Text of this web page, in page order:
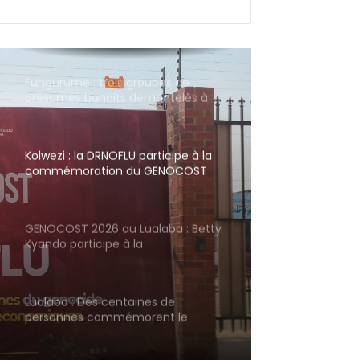
d’élaboration du Plan local de
Fungurume : trois groupes de
présumés bandits démantelés à
Tenke, Kafwaya et Fungurume.
Kolwezi : la DRNOFLU participe à la
commémoration du GENOCOST
sous la conduite de Georges
Tshata.
GENOCOST 2026 au Lualaba : Betty
Kyando participe à la
commémoration aux côtés de Fifi
Masuka.
Lualaba : Des centaines de
personnes commémorent le
GENOCOST à Kolwezi en hommage
aux millions de victimes